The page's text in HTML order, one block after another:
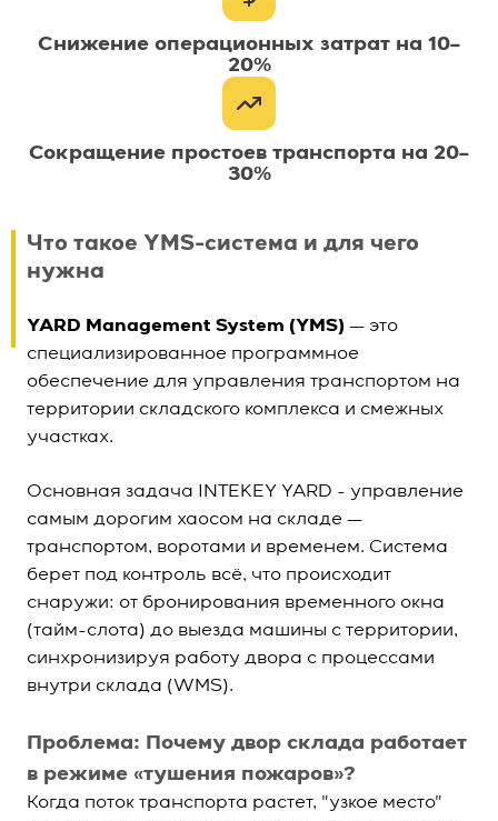
Снижение операционных затрат на 10–
20%
Сокращение простоев транспорта на 20–
30%
Что такое YMS-система и для чего
нужна
YARD Management System (YMS) — это
специализированное программное
обеспечение для управления транспортом на
территории складского комплекса и смежных
участках.
Основная задача INTEKEY YARD - управление
самым дорогим хаосом на складе —
транспортом, воротами и временем. Система
берет под контроль всё, что происходит
снаружи: от бронирования временного окна
(тайм-слота) до выезда машины с территории,
синхронизируя работу двора с процессами
внутри склада (WMS).
Проблема: Почему двор склада работает
в режиме «тушения пожаров»?
Когда поток транспорта растет, "узкое место"